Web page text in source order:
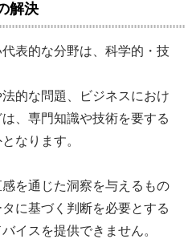
解決
表的な分野は、科学的・技
的な問題、ビジネスにおけ
、専門知識や技術を要する
なります。
を通じた洞察を与えるもの
に基づく判断を必要とする
イスを提供できません。